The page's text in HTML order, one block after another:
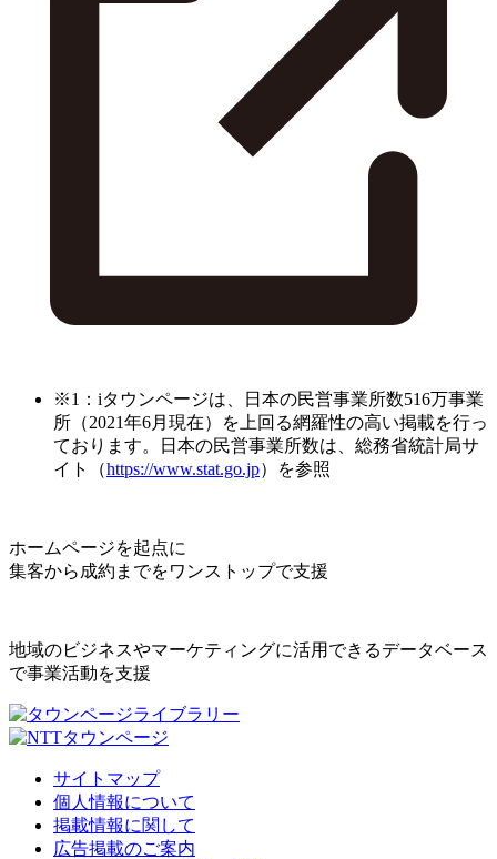
※1：iタウンページは、日本の民営事業所数516万事業
所（2021年6月現在）を上回る網羅性の高い掲載を行っ
ております。日本の民営事業所数は、総務省統計局サ
イト（https://www.stat.go.jp）を参照
ホームページを起点に
集客から成約までをワンストップで支援
地域のビジネスやマーケティングに活用できるデータベース
で事業活動を支援
サイトマップ
個人情報について
掲載情報に関して
広告掲載のご案内